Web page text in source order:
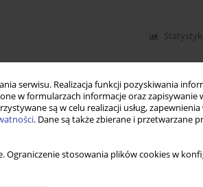
serwisu. Realizacja funkcji pozyskiwania
w formularzach informacje oraz zapisywanie
są w celu realizacji usług,
. Dane są także zbierane i przetwarzane
Ograniczenie stosowania plików cookies w
Statystyki